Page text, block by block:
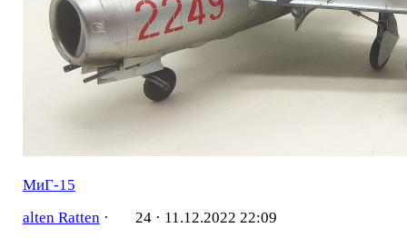
МиГ-15
alten Ratten· 24 · 11.12.2022 22:09